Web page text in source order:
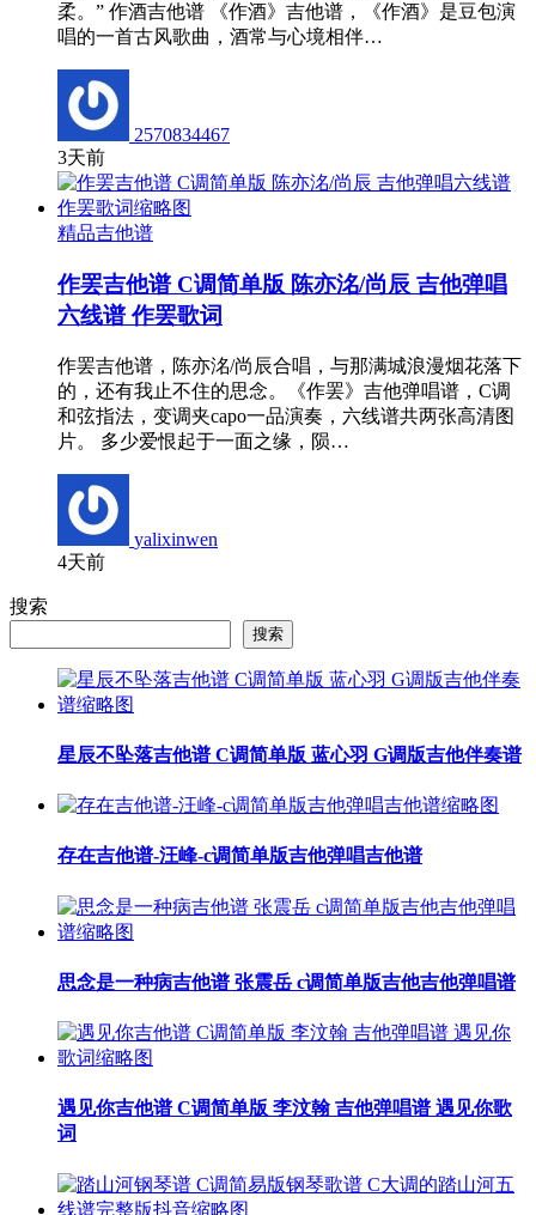
柔。” 作酒吉他谱 《作酒》吉他谱，《作酒》是豆包演
唱的一首古风歌曲，酒常与心境相伴…
2570834467
3天前
精品吉他谱
作罢吉他谱 C调简单版 陈亦洺/尚辰 吉他弹唱
六线谱 作罢歌词
作罢吉他谱，陈亦洺/尚辰合唱，与那满城浪漫烟花落下
的，还有我止不住的思念。《作罢》吉他弹唱谱，C调
和弦指法，变调夹capo一品演奏，六线谱共两张高清图
片。 多少爱恨起于一面之缘，陨…
yalixinwen
4天前
搜索
搜索
星辰不坠落吉他谱 C调简单版 蓝心羽 G调版吉他伴奏谱
存在吉他谱-汪峰-c调简单版吉他弹唱吉他谱
思念是一种病吉他谱 张震岳 c调简单版吉他吉他弹唱谱
遇见你吉他谱 C调简单版 李汶翰 吉他弹唱谱 遇见你歌
词